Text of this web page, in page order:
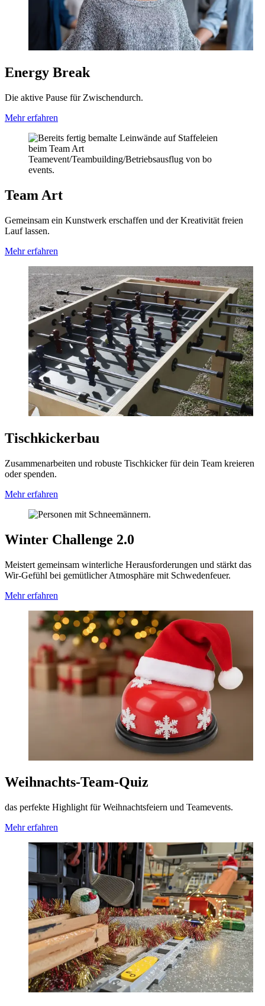
Energy Break
Die aktive Pause für Zwischendurch.
Mehr erfahren
Team Art
Gemeinsam ein Kunstwerk erschaffen und der Kreativität freien
Lauf lassen.
Mehr erfahren
Tischkickerbau
Zusammenarbeiten und robuste Tischkicker für dein Team kreieren
oder spenden.
Mehr erfahren
Winter Challenge 2.0
Meistert gemeinsam winterliche Herausforderungen und stärkt das
Wir-Gefühl bei gemütlicher Atmosphäre mit Schwedenfeuer.
Mehr erfahren
Weihnachts-Team-Quiz
das perfekte Highlight für Weihnachtsfeiern und Teamevents.
Mehr erfahren